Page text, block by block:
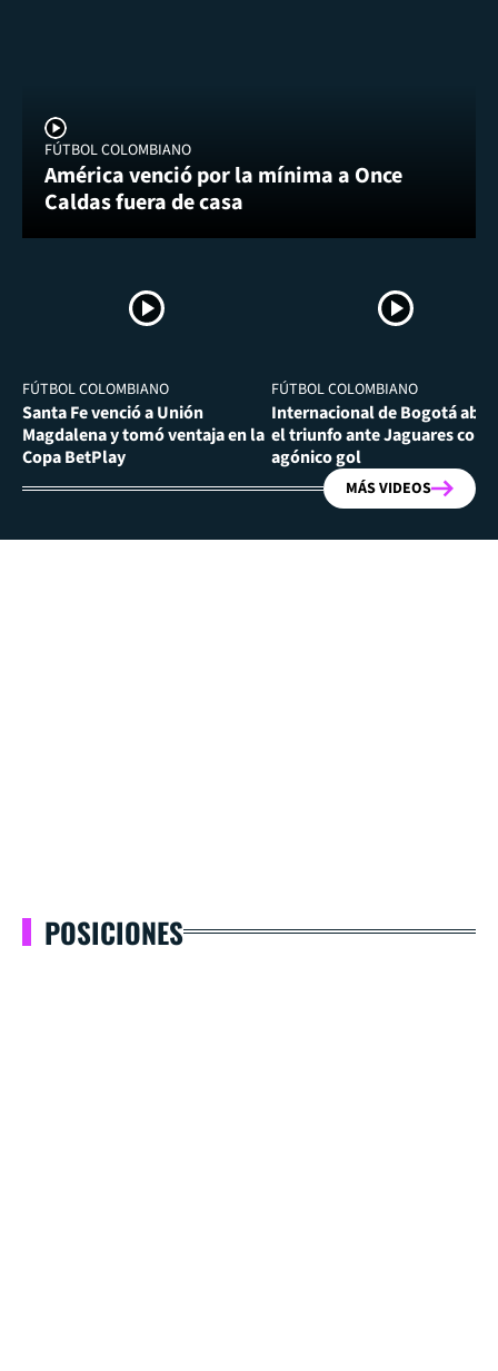
FÚTBOL COLOMBIANO
América venció por la mínima a Once
Caldas fuera de casa
FÚTBOL COLOMBIANO
Santa Fe venció a Unión
Magdalena y tomó ventaja en la
Copa BetPlay
FÚTBOL COLOMBIANO
Internacional de Bogotá
el triunfo ante Jaguares con
agónico gol
MÁS VIDEOS
POSICIONES